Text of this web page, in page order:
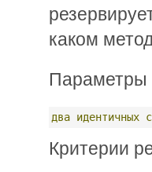
каком
Параметры
два идентичных
Критерии